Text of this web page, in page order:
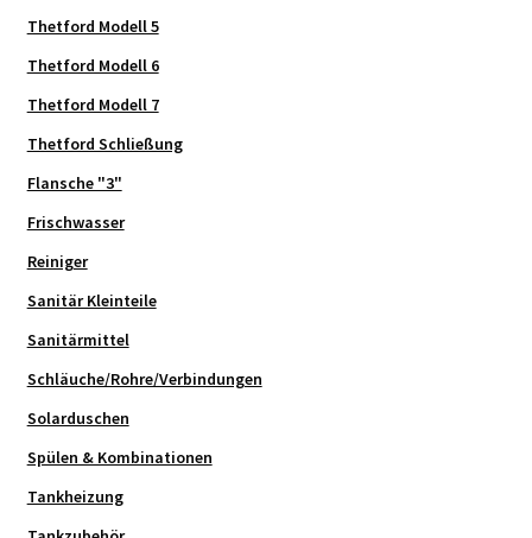
Thetford Modell 5
Thetford Modell 6
Thetford Modell 7
Thetford Schließung
Flansche "3"
Frischwasser
Reiniger
Sanitär Kleinteile
Sanitärmittel
Schläuche/Rohre/Verbindungen
Solarduschen
Spülen & Kombinationen
Tankheizung